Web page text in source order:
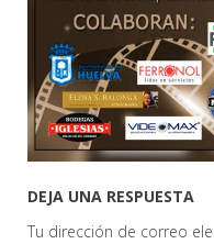
DEJA UNA RESPUESTA
Tu dirección de correo